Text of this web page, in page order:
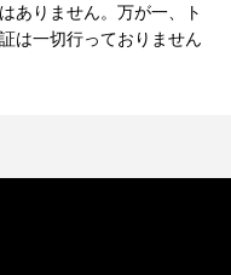
ありません。万が一、ト
は一切行っておりません